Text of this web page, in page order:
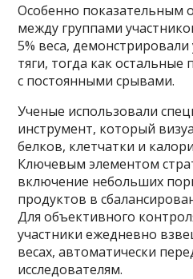
Особенно показательным
между группами
5% веса,
тяги, тогда как
с постоянными срывами.
Ученые использовали
инструмент, который
белков, клетчатки и
Ключевым элементом
включение небольших
продуктов в
Для объективного
участники ежедневно
весах, автоматически
исследователям.